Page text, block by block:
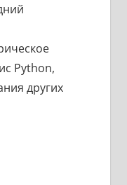
Python,
других